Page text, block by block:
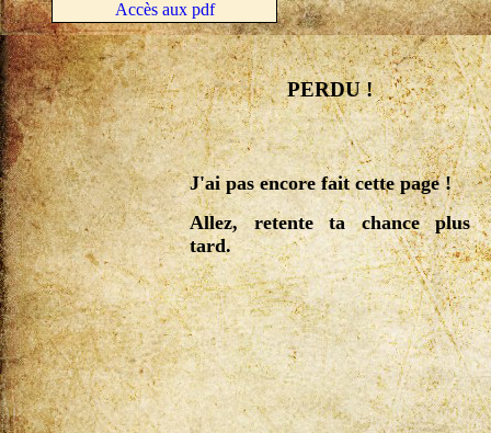
Accès aux pdf
PERDU !
J'ai pas encore fait cette page !
Allez, retente ta chance plus
tard.